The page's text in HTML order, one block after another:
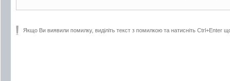
Якщо Ви виявили помилку, виділіть текст з помилкою та натисніть Ctrl+Enter